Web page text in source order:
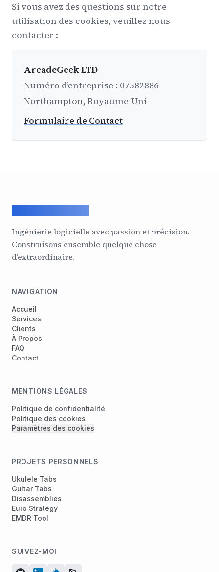
Si vous avez des questions sur notre
utilisation des cookies, veuillez nous
contacter :
ArcadeGeek LTD
Numéro d’entreprise : 07582886
Northampton, Royaume-Uni
Formulaire de Contact
Ingénierie logicielle avec passion et précision.
Construisons ensemble quelque chose
d’extraordinaire.
NAVIGATION
Accueil
Services
Clients
À Propos
FAQ
Contact
MENTIONS LÉGALES
Politique de confidentialité
Politique des cookies
Paramètres des cookies
PROJETS PERSONNELS
Ukulele Tabs
Guitar Tabs
Disassemblies
Euro Strategy
EMDR Tool
SUIVEZ-MOI